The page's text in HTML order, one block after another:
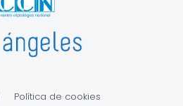
Política de cookies